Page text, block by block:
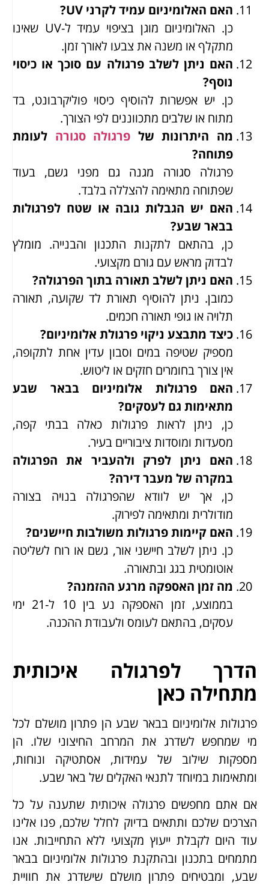
האם האלומיניום עמיד לקרני UV?
כן. האלומיניום מוגן בציפוי עמיד ל-UV שאינו
מתקלף או משנה את צבעו לאורך זמן.
האם ניתן לשלב פרגולה עם סוכך או כיסוי
נוסף?
כן. יש אפשרות להוסיף כיסוי פוליקרבונט, בד
מתוח או שלבים מתכווננים לפי הצורך.
מה היתרונות של פרגולה סגורה לעומת
פתוחה?
פרגולה סגורה מגנה גם מפני גשם, בעוד
שפתוחה מתאימה להצללה בלבד.
האם יש הגבלות גובה או שטח לפרגולות
בבאר שבע?
כן, בהתאם לתקנות התכנון והבנייה. מומלץ
לבדוק מראש עם גורם מקצועי.
האם ניתן לשלב תאורה בתוך הפרגולה?
כמובן. ניתן להוסיף תאורת לד שקועה, תאורה
תלויה או גופי תאורה חכמים.
כיצד מתבצע ניקוי פרגולת אלומיניום?
מספיק שטיפה במים וסבון עדין אחת לתקופה,
אין צורך בחומרים חזקים או ליטוש.
האם פרגולות אלומיניום בבאר שבע
מתאימות גם לעסקים?
כן, ניתן לראות פרגולות כאלה בבתי קפה,
מסעדות ומוסדות ציבוריים בעיר.
האם ניתן לפרק ולהעביר את הפרגולה
במקרה של מעבר דירה?
כן, אך יש לוודא שהפרגולה בנויה בצורה
מודולרית ומתאימה לפירוק.
האם קיימות פרגולות משולבות חיישנים?
כן. ניתן לשלב חיישני אור, גשם או רוח לשליטה
אוטומטית בגג ובתאורה.
מה זמן האספקה מרגע ההזמנה?
בממוצע, זמן האספקה נע בין 10 ל-21 ימי
עסקים, בהתאם לעומס ולעבודת ההכנה.
הדרך לפרגולה איכותית
מתחילה כאן
פרגולות אלומיניום בבאר שבע הן פתרון מושלם לכל
מי שמחפש לשדרג את המרחב החיצוני שלו. הן
מספקות שילוב של עמידות, אסתטיקה ונוחות,
ומתאימות במיוחד לתנאי האקלים של באר שבע.
אם אתם מחפשים פרגולה איכותית שתענה על כל
הצרכים שלכם ותתאים בדיוק לחלל שלכם, פנו אלינו
עוד היום לקבלת ייעוץ מקצועי ללא התחייבות. אנו
מתמחים בתכנון ובהתקנת פרגולות אלומיניום בבאר
שבע, ומבטיחים פתרון מושלם שישדרג את חוויית